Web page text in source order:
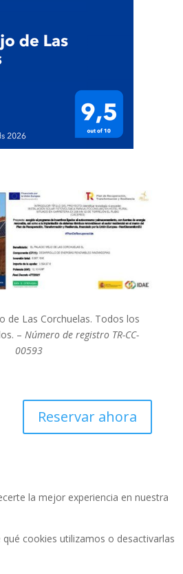
de Las Corchuelas. Todos los
–Número de registro TR-CC-
00593
Reservar ahora
la mejor experiencia en nuestra
cookies utilizamos o desactivarlas